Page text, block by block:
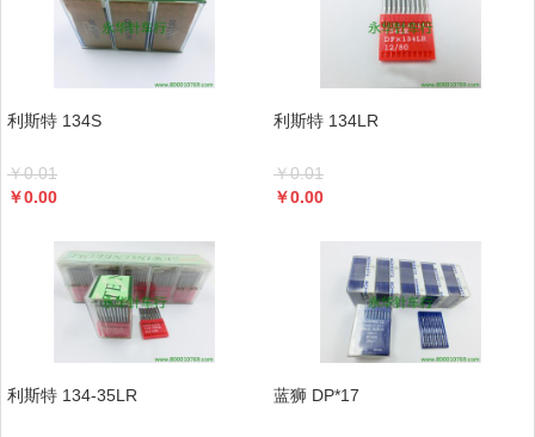
利斯特 134S
￥0.01
￥0.00
利斯特 134LR
￥0.01
￥0.00
利斯特 134-35LR 蓝狮 DP*17